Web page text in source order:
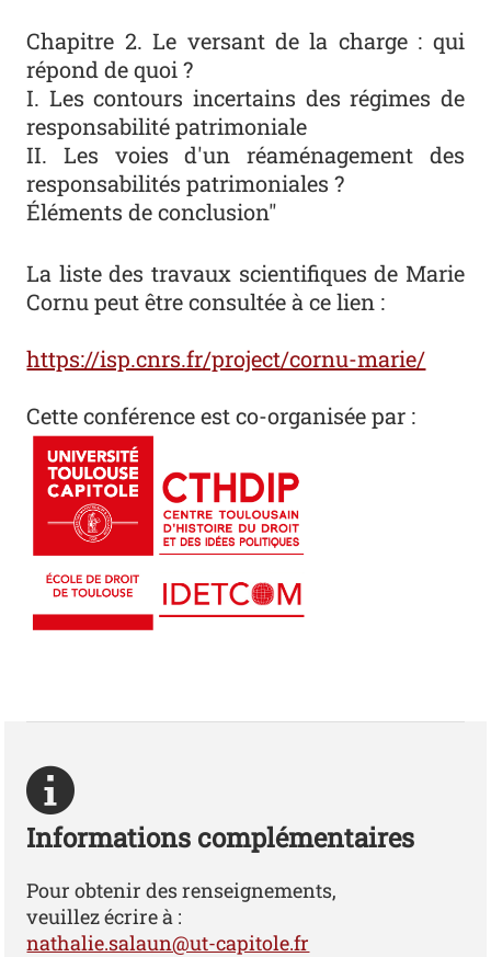
Chapitre 2. Le versant de la charge : qui
répond de quoi ?
I. Les contours incertains des régimes de
responsabilité patrimoniale
II. Les voies d'un réaménagement des
responsabilités patrimoniales ?
Éléments de conclusion"
La liste des travaux scientifiques de Marie
Cornu peut être consultée à ce lien :
https://isp.cnrs.fr/project/cornu-marie/
Cette conférence est co-organisée par :
Informations complémentaires
Pour obtenir des renseignements,
veuillez écrire à :
nathalie.salaun@ut-capitole.fr